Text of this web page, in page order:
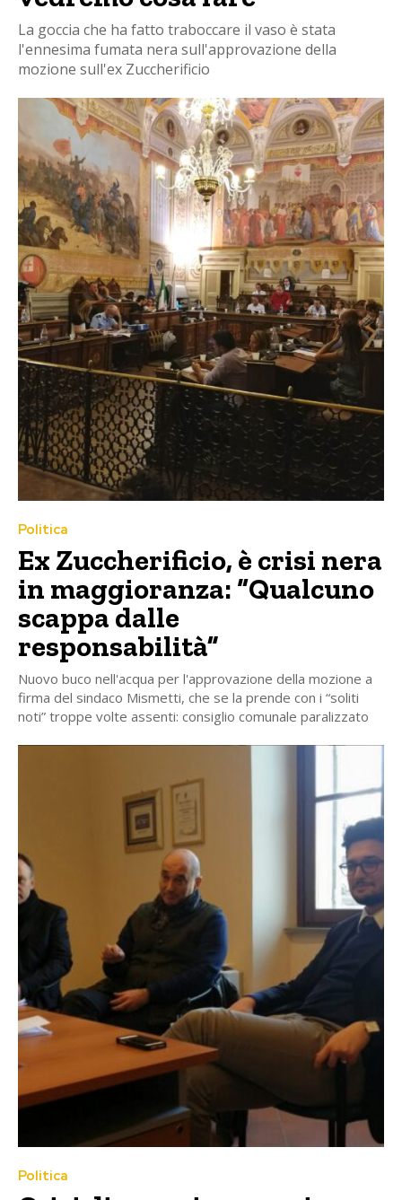
La goccia che ha fatto traboccare il vaso è stata
l'ennesima fumata nera sull'approvazione della
mozione sull'ex Zuccherificio
Politica
Ex Zuccherificio, è crisi nera
in maggioranza: “Qualcuno
scappa dalle
responsabilità”
Nuovo buco nell'acqua per l'approvazione della mozione a
firma del sindaco Mismetti, che se la prende con i “soliti
noti” troppe volte assenti: consiglio comunale paralizzato
Politica